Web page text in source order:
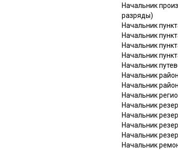
Начальник
разряды)
Начальник
Начальник
Начальник
Начальник
Начальник
Начальник
Начальник
Начальник
Начальник
Начальник
Начальник
Начальник
Начальник